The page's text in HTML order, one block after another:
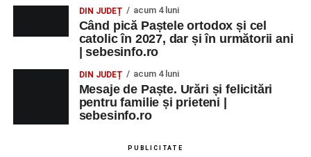
MARȚI, 25 AUGUST 2026
Grădina Muzeului Municipal „Ioan
Raica” Sebeș
„Armonia artelor”– salon literar și întâlnire
cu artele plastice, organizat alături de artiști locali.
– Proiecție cinematografică:
DIN JUDEȚ acum 4 luni
Când pică Paștele ortodox și cel
catolic în 2027, dar și în următorii ani
| sebesinfo.ro
DIN JUDEȚ acum 4 luni
Mesaje de Paște. Urări și felicitări
pentru familie și prieteni |
sebesinfo.ro
PUBLICITATE